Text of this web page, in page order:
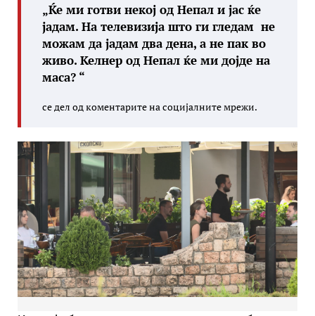
„Ќе ми готви некој од Непал и јас ќе
јадам. На телевизија што ги гледам не
можам да јадам два дена, а не пак во
живо. Келнер од Непал ќе ми дојде на
маса? “
се дел од коментарите на социјалните мрежи.